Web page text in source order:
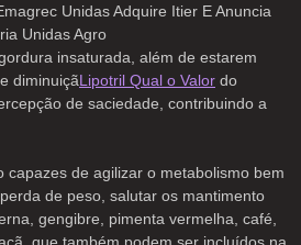
Unidas Adquire Itier E Anuncia
Unidas Agro
insaturada, além de estarem
diminuiçãLipotril Qual o Valor do
de saciedade, contribuindo a
capazes de agilizar o metabolismo bem
de peso, salutar os mantimento
gengibre, pimenta vermelha, café,
que também podem ser incluídos na